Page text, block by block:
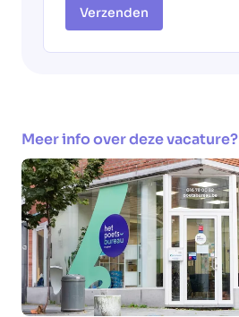
Verzenden
Meer info over deze vacature?